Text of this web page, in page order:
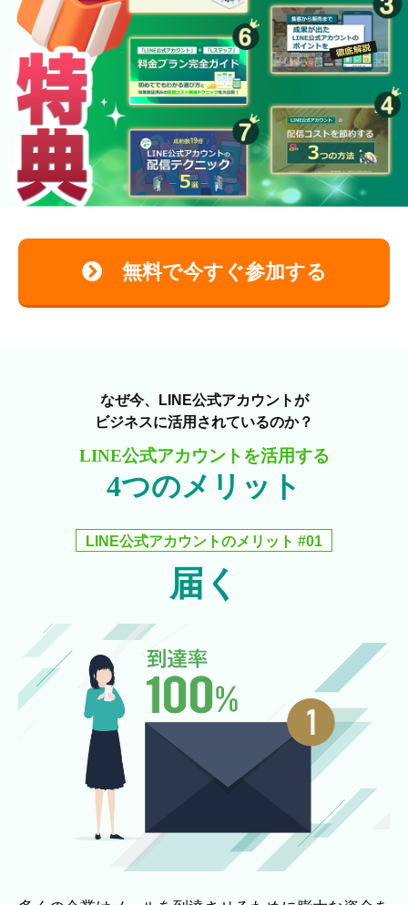
無料で今すぐ参加する
なぜ今、LINE公式アカウントが
ビジネスに活用されているのか？
LINE公式アカウントを活用する
4つのメリット
LINE公式アカウントのメリット #01
届く